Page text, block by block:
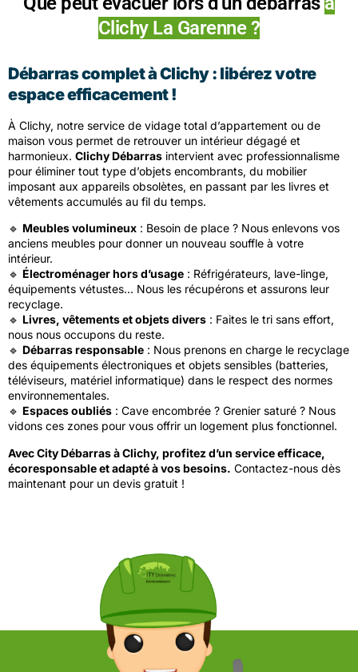
Clichy La Garenne ?
Débarras complet à Clichy : libérez votre
espace efficacement !
À Clichy, notre service de vidage total d’appartement ou de
maison vous permet de retrouver un intérieur dégagé et
harmonieux. Clichy Débarras intervient avec professionnalisme
pour éliminer tout type d’objets encombrants, du mobilier
imposant aux appareils obsolètes, en passant par les livres et
vêtements accumulés au fil du temps.
🔹 Meubles volumineux : Besoin de place ? Nous enlevons vos
anciens meubles pour donner un nouveau souffle à votre
intérieur.
🔹 Électroménager hors d’usage : Réfrigérateurs, lave-linge,
équipements vétustes… Nous les récupérons et assurons leur
recyclage.
🔹 Livres, vêtements et objets divers : Faites le tri sans effort,
nous nous occupons du reste.
🔹 Débarras responsable : Nous prenons en charge le recyclage
des équipements électroniques et objets sensibles (batteries,
téléviseurs, matériel informatique) dans le respect des normes
environnementales.
🔹 Espaces oubliés : Cave encombrée ? Grenier saturé ? Nous
vidons ces zones pour vous offrir un logement plus fonctionnel.
Avec City Débarras à Clichy, profitez d’un service efficace,
écoresponsable et adapté à vos besoins. Contactez-nous dès
maintenant pour un devis gratuit !